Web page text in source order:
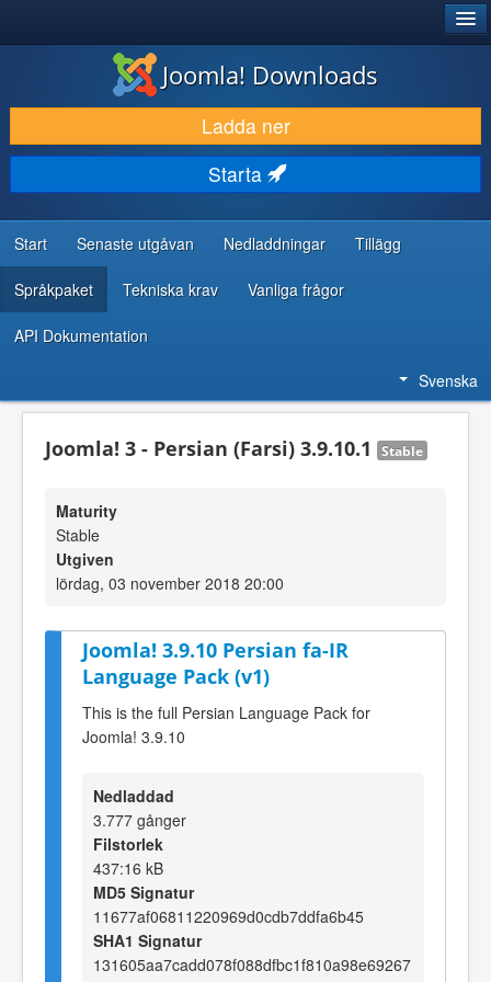
LADDA NER & UTÖKA
UPPTÄCK & LÄR
GEMENSKAP & SUPPORT
RESURSER FÖR UTVECKLARE
Joomla! Downloads
Ladda ner
Starta
Start Senaste utgåvan Nedladdningar Tillägg
Språkpaket Tekniska krav Vanliga frågor
API Dokumentation
Svenska
Joomla! 3 - Persian (Farsi) 3.9.10.1 Stable
Maturity
Stable
Utgiven
lördag, 03 november 2018 20:00
Joomla! 3.9.10 Persian fa-IR
Language Pack (v1)
This is the full Persian Language Pack for
Joomla! 3.9.10
Nedladdad
3.777 gånger
Filstorlek
437:16 kB
MD5 Signatur
11677af06811220969d0cdb7ddfa6b45
SHA1 Signatur
131605aa7cadd078f088dfbc1f810a98e69267